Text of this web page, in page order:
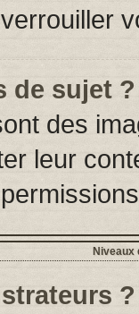
de sujet ?
des
leur
Niveaux
?